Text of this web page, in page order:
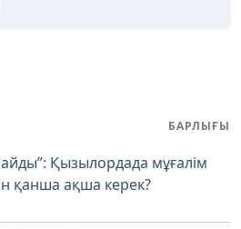
БАРЛЫҒЫ
Қызылордада мұғалім
қанша ақша керек?